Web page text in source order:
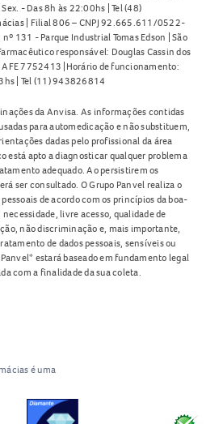
- Das 8h às 22:00hs | Tel (48)
| Filial 806 – CNPJ 92.665.611/0522-
131 - Parque Industrial Tomas Edson | São
responsável: Douglas Cassin dos
AFE 7752413 |Horário de funcionamento:
| Tel (11) 943826814
da Anvisa. As informações contidas
para automedicação e não substituem,
dadas pelo profissional da área
está apto a diagnosticar qualquer problema
adequado. Ao persistirem os
ser consultado. O Grupo Panvel realiza o
de acordo com os princípios da boa-
livre acesso, qualidade de
não discriminação e, mais importante,
de dados pessoais, sensíveis ou
estará baseado em fundamento legal
com a finalidade da sua coleta.
é uma